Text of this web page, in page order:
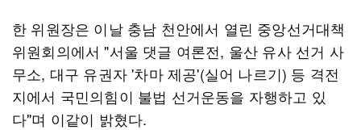
한 위원장은 이날 충남 천안에서 열린 중앙선거대책
위원회의에서 "서울 댓글 여론전, 울산 유사 선거 사
무소, 대구 유권자 '차마 제공'(실어 나르기) 등 격전
지에서 국민의힘이 불법 선거운동을 자행하고 있
다"며 이같이 밝혔다.